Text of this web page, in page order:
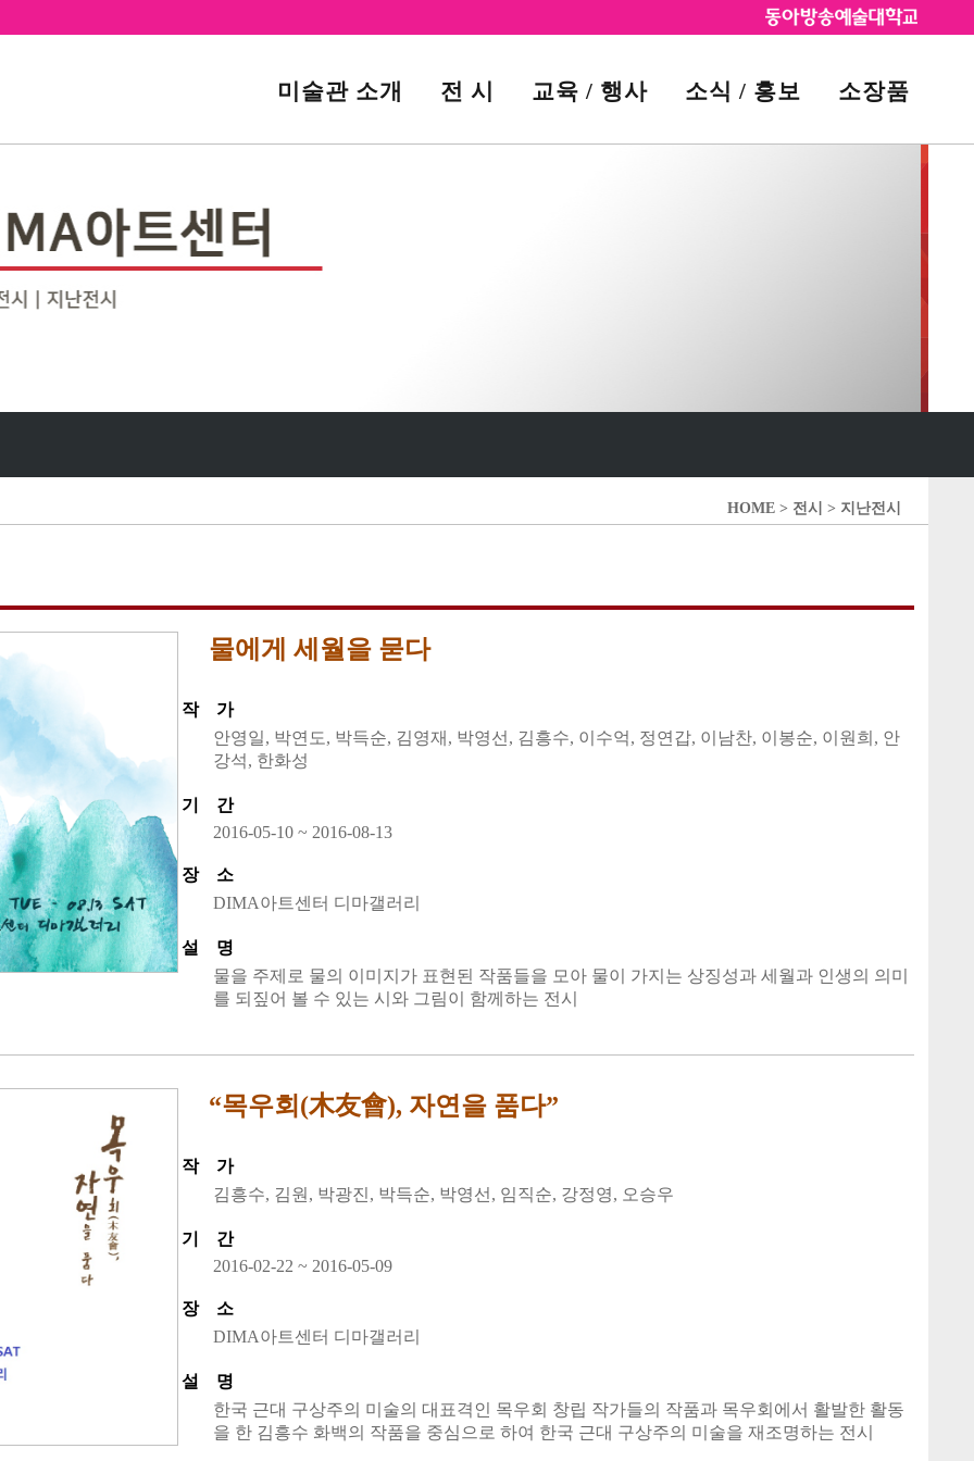
미술관 소개 전 시 교육 / 행사 소식 / 홍보 소장품
HOME > 전시 > 지난전시
물에게 세월을 묻다
작 가
안영일, 박연도, 박득순, 김영재, 박영선, 김흥수, 이수억, 정연갑, 이남찬, 이봉순, 이원희, 안
강석, 한화성
기 간
2016-05-10 ~ 2016-08-13
장 소
DIMA아트센터 디마갤러리
설 명
물을 주제로 물의 이미지가 표현된 작품들을 모아 물이 가지는 상징성과 세월과 인생의 의미
를 되짚어 볼 수 있는 시와 그림이 함께하는 전시
“목우회(木友會), 자연을 품다”
작 가
김흥수, 김원, 박광진, 박득순, 박영선, 임직순, 강정영, 오승우
기 간
2016-02-22 ~ 2016-05-09
장 소
DIMA아트센터 디마갤러리
설 명
한국 근대 구상주의 미술의 대표격인 목우회 창립 작가들의 작품과 목우회에서 활발한 활동
을 한 김흥수 화백의 작품을 중심으로 하여 한국 근대 구상주의 미술을 재조명하는 전시